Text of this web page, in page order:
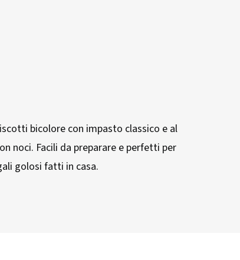
bicolore con impasto classico e al
noci. Facili da preparare e perfetti per
golosi fatti in casa.